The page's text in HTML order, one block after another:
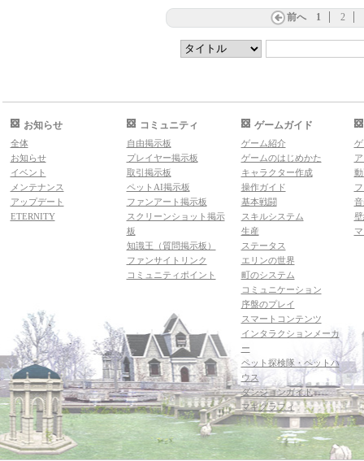
前へ 1 2
お知らせ
全体
お知らせ
イベント
メンテナンス
アップデート
ETERNITY
コミュニティ
自由掲示板
プレイヤー掲示板
取引掲示板
ペットAI掲示板
ファンアート掲示板
スクリーンショット掲示
板
知識王（質問掲示板）
ファンサイトリンク
コミュニティポイント
ゲームガイド
ゲーム紹介
ゲームのはじめかた
キャラクター作成
操作ガイド
基本戦闘
スキルシステム
生産
ステータス
エリンの世界
町のシステム
コミュニケーション
序盤のプレイ
スマートコンテンツ
インタラクションメーカ
ー
ペット探検隊・ペットハ
ウス
ダンジョンガイド
マギグラフィ